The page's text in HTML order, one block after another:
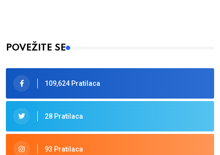
POVEŽITE SE
109,624 Pratilaca
28 Pratilaca
93 Pratilaca